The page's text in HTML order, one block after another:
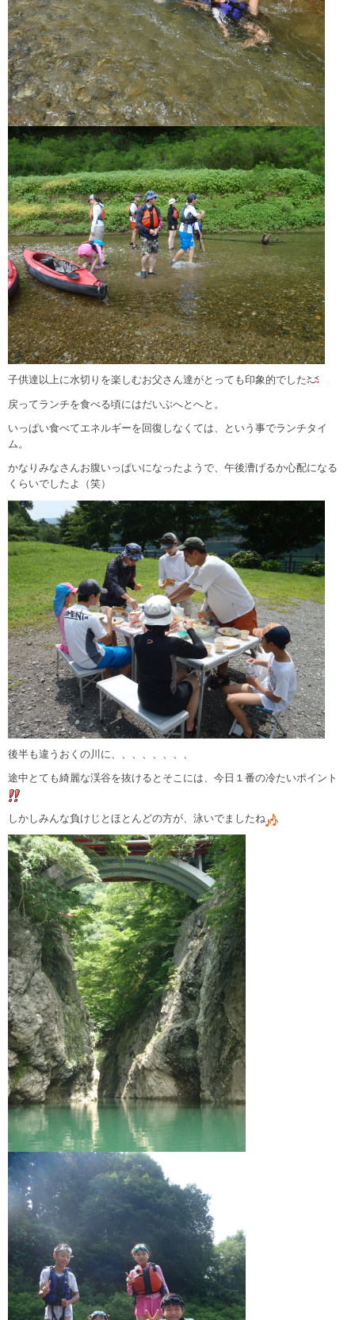
子供達以上に水切りを楽しむお父さん達がとっても印象的でした
戻ってランチを食べる頃にはだいぶへとへと。
いっぱい食べてエネルギーを回復しなくては、という事でランチタイ
ム。
かなりみなさんお腹いっぱいになったようで、午後漕げるか心配になる
くらいでしたよ（笑）
後半も違うおくの川に、、、、、、、、
途中とても綺麗な渓谷を抜けるとそこには、今日１番の冷たいポイント
しかしみんな負けじとほとんどの方が、泳いでましたね